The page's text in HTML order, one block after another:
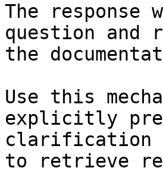
The
question and
the
Use this
explicitly
clarification